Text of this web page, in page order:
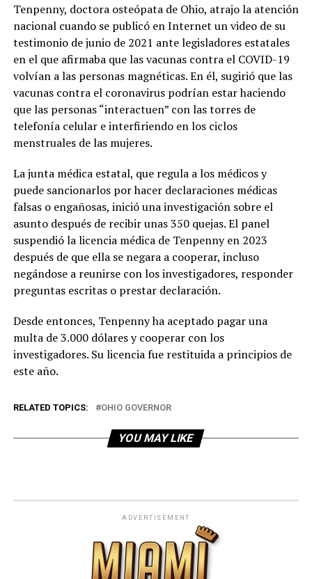
Tenpenny, doctora osteópata de Ohio, atrajo la atención
nacional cuando se publicó en Internet un video de su
testimonio de junio de 2021 ante legisladores estatales
en el que afirmaba que las vacunas contra el COVID-19
volvían a las personas magnéticas. En él, sugirió que las
vacunas contra el coronavirus podrían estar haciendo
que las personas “interactuen” con las torres de
telefonía celular e interfiriendo en los ciclos
menstruales de las mujeres.
La junta médica estatal, que regula a los médicos y
puede sancionarlos por hacer declaraciones médicas
falsas o engañosas, inició una investigación sobre el
asunto después de recibir unas 350 quejas. El panel
suspendió la licencia médica de Tenpenny en 2023
después de que ella se negara a cooperar, incluso
negándose a reunirse con los investigadores, responder
preguntas escritas o prestar declaración.
Desde entonces, Tenpenny ha aceptado pagar una
multa de 3.000 dólares y cooperar con los
investigadores. Su licencia fue restituida a principios de
este año.
RELATED TOPICS: OHIO GOVERNOR
YOU MAY LIKE
ADVERTISEMENT